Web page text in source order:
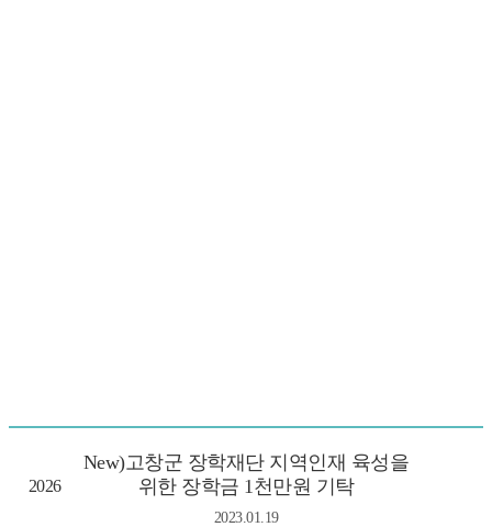
New)고창군 장학재단 지역인재 육성을
위한 장학금 1천만원 기탁
2026
2023.01.19